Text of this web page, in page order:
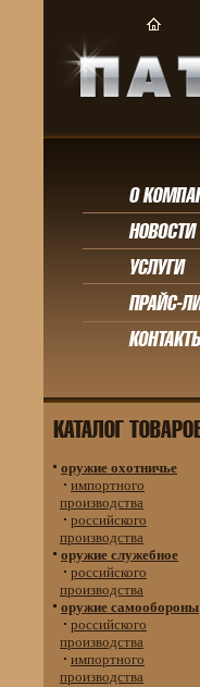
оружие охотничье
импортного
производства
российского
производства
оружие служебное
российского
производства
оружие самообороны
российского
производства
импортного
производства